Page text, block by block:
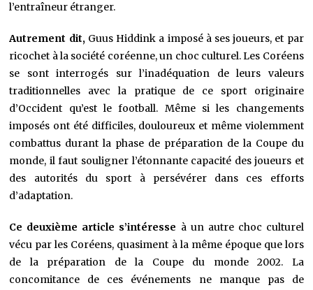
l’entraîneur étranger.
Autrement dit,Guus Hiddink a imposé à ses joueurs, et par
ricochet à la société coréenne, un choc culturel. Les Coréens
se sont interrogés sur l’inadéquation de leurs valeurs
traditionnelles avec la pratique de ce sport originaire
d’Occident qu’est le football. Même si les changements
imposés ont été difficiles, douloureux et même violemment
combattus durant la phase de préparation de la Coupe du
monde, il faut souligner l’étonnante capacité des joueurs et
des autorités du sport à persévérer dans ces efforts
d’adaptation.
Ce deuxième article s’intéresse à un autre choc culturel
vécu par les Coréens, quasiment à la même époque que lors
de la préparation de la Coupe du monde 2002. La
concomitance de ces événements ne manque pas de